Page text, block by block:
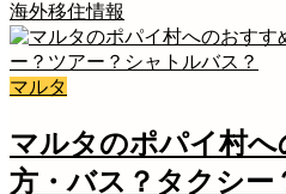
海外移住情報
マルタ
マルタのポパイ村へ
方・バス？タクシー